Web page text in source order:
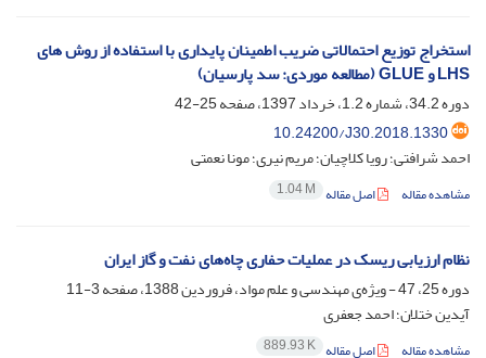
استخراج توزیع احتمالاتی ضریب اطمینان پایداری با استفاده از روش های
LHS و GLUE (مطالعه موردی: سد پارسیان)
دوره 34.2، شماره 1.2، خرداد 1397، صفحه
25-42
10.24200/J30.2018.1330
احمد شرافتی؛ رویا کلاچیان؛ مریم نیری؛ مونا نعمتی
مشاهده مقاله اصل مقاله 1.04 M
نظام ارزیابی ریسک در عملیات حفاری چاه‌های نفت‌ و گاز ایران
دوره 25، 47 - ویژه‌ی مهندسی و علم مواد، فروردین 1388، صفحه
3-11
آیدین ختلان؛ احمد جعفری
مشاهده مقاله اصل مقاله 889.93 K